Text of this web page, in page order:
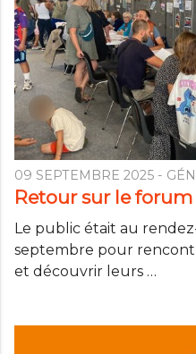
09 SEPTEMBRE 2025 -
Retour sur le
Le public était au
septembre pour
et découvrir leurs …